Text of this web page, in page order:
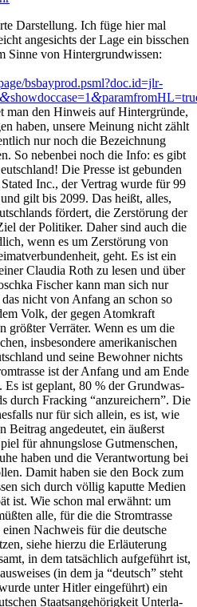
Dar­stel­lung. Ich füge hier mal
ange­sichts der Lage ein biss­chen
Sin­ne von Hin­ter­grund­wis­sen:
bsbayprod.psml?doc.id=jlr-
&showdoccase=1&
man den Hin­weis auf Hin­ter­grün­de,
haben, unse­re Mei­nung nicht zählt
nur noch die Bezeich­nung
So neben­bei noch die Info: es gibt
Die Pres­se ist gebun­den
Inc., der Ver­trag wur­de für 99
gilt bis 2099. Das heißt, alles,
för­dert, die Zer­stö­rung der
der Poli­ti­ker. Daher sind auch die
wenn es um Zer­stö­rung von
geht. Es ist ein
Clau­dia Roth zu lesen und über
Fischer kann man sich nur
nicht von Anfang an schon so
Volk, der gegen Atom­kraft
größ­ter Ver­rä­ter. Wenn es um die
ins­be­son­de­re ame­ri­ka­ni­schen
und sei­ne Bewoh­ner nichts
ist der Anfang und am Ende
Es ist geplant, 80 % der Grund­was­
durch Frack­ing “anzu­rei­chern”. Die
nur für sich allein, es ist, wie
Bei­trag ange­deu­tet, ein äußerst
für ahnungs­lo­se Gut­men­schen,
haben und die Ver­ant­wor­tung bei
Damit haben sie den Bock zum
sich durch völ­lig kaput­te Medi­en
ist. Wie schon mal erwähnt: um
alle, für die die Strom­tras­se
Nach­weis für die deut­sche
sie­he hier­zu die Erläu­te­rung
in dem tat­säch­lich auf­ge­führt ist,
(in dem ja “deutsch” steht
unter Hit­ler ein­ge­führt) ein
Staats­an­ge­hö­rig­keit Unter­la­